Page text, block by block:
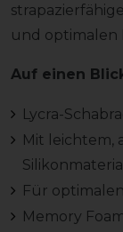
und optimalen
Auf einen
Lycra-
Mit leichtem,
Silikonmaterial
Für
Memory